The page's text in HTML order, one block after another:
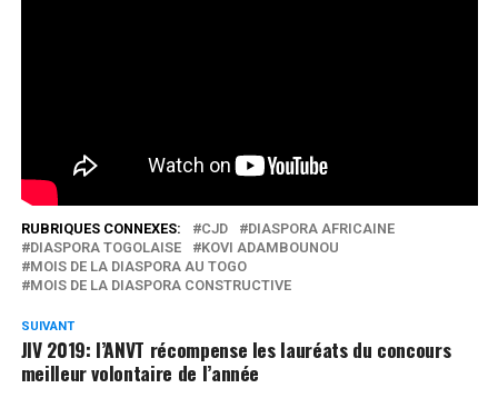
RUBRIQUES CONNEXES: CJD
DIASPORA AFRICAINE
DIASPORA TOGOLAISE
KOVI ADAMBOUNOU
MOIS DE LA DIASPORA AU TOGO
MOIS DE LA DIASPORA CONSTRUCTIVE
SUIVANT
JIV 2019: l’ANVT récompense les lauréats du concours
meilleur volontaire de l’année